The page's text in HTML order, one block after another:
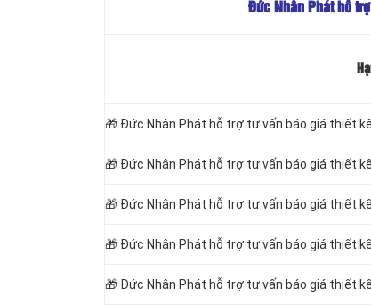
Đức Nhân Phát hỗ
🎁 Đức Nhân Phát hỗ trợ tư vấn báo giá thiết
🎁 Đức Nhân Phát hỗ trợ tư vấn báo giá thiết
🎁 Đức Nhân Phát hỗ trợ tư vấn báo giá thiết
🎁 Đức Nhân Phát hỗ trợ tư vấn báo giá thiết
🎁 Đức Nhân Phát hỗ trợ tư vấn báo giá thiết